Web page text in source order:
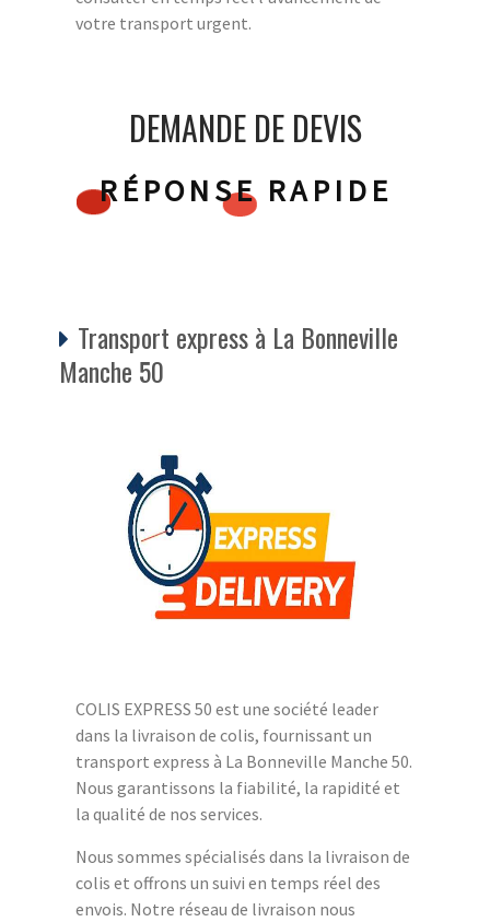
votre transport urgent.
DEMANDE DE DEVIS
RÉPONSE RAPIDE
Transport express à La Bonneville
Manche 50
COLIS EXPRESS 50 est une société leader
dans la livraison de colis, fournissant un
transport express à La Bonneville Manche 50.
Nous garantissons la fiabilité, la rapidité et
la qualité de nos services.
Nous sommes spécialisés dans la livraison de
colis et offrons un suivi en temps réel des
envois. Notre réseau de livraison nous